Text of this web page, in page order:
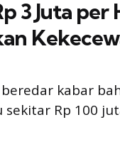
3 Juta
kabar
sekitar Rp 100